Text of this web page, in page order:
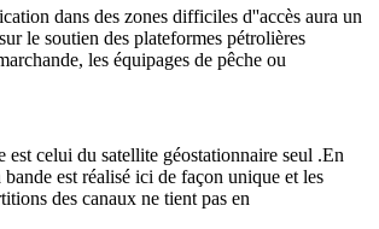
dans des zones difficiles d''accès aura un
le soutien des plateformes pétrolières
les équipages de pêche ou
est celui du satellite géostationnaire seul .En
est réalisé ici de façon unique et les
des canaux ne tient pas en